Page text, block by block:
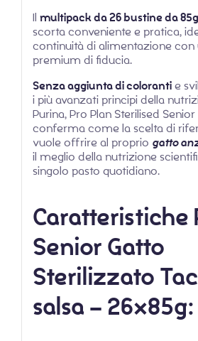
Il multipack da 26 bustine da 85g
scorta conveniente e pratica,
continuità di alimentazione
premium di fiducia.
Senza aggiunta di colorantie
i più avanzati principi della
Purina, Pro Plan Sterilised
conferma come la scelta di
vuole offrire al proprio gatto
il meglio della nutrizione
singolo pasto quotidiano.
Caratteristiche
Senior Gatto
Sterilizzato
salsa – 26x85g: